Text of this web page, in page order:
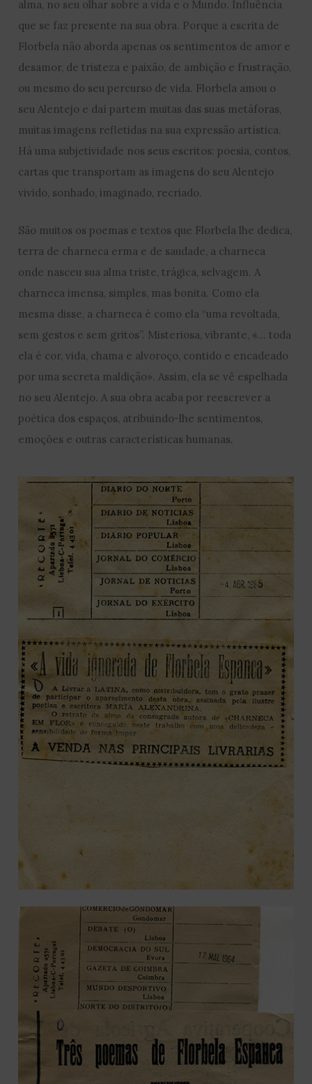
alma, no seu olhar sobre a vida e o Mundo. Influência
que se faz presente na sua obra. Porque a escrita de
Florbela não aborda apenas os sentimentos de amor e
desamor, de tristeza e paixão, de ambição e frustração,
ou mesmo do seu percurso de vida. Florbela amou o
seu Alentejo e daí partem muitas das suas metáforas,
muitas imagens refletidas na sua expressão artística.
Há uma subjetividade nos seus escritos: poesia, contos,
cartas que transportam as imagens do seu Alentejo
vivido, sonhado, imaginado, recriado.
São muitos os poemas e textos que Florbela lhe dedica,
terra de charneca erma e de saudade, a charneca
onde nasceu sua alma triste, trágica, selvagem. A
charneca imensa, simples, mas bonita. Como ela
mesma disse, a charneca é como ela “uma revoltada,
sem gestos e sem gritos”. Misteriosa, vibrante, «… toda
ela é cor, vida, chama e alvoroço, contido e encadeado
por uma secreta maldição». Assim, ela se vê espelhada
no seu Alentejo. A sua obra acaba por reescrever a
poética dos espaços, atribuindo-lhe sentimentos,
emoções e outras características humanas.